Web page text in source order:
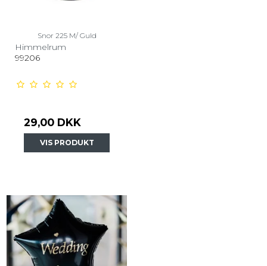
Snor 225 M/ Guld
Himmelrum
99206
29,00 DKK
VIS PRODUKT